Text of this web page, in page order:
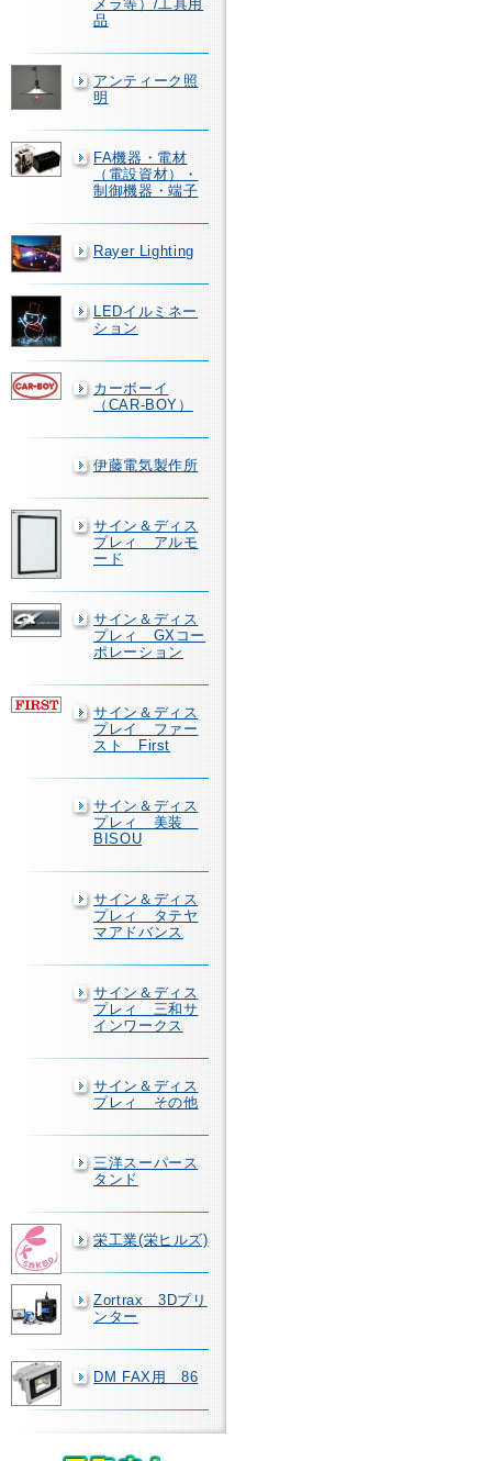
メラ等）/工具用
品
アンティーク照
明
FA機器・電材
（電設資材）・
制御機器・端子
Rayer Lighting
LEDイルミネー
ション
カーボーイ
（CAR-BOY）
伊藤電気製作所
サイン＆ディス
プレィ アルモ
ード
サイン＆ディス
プレィ GXコー
ポレーション
サイン＆ディス
プレイ ファー
スト First
サイン＆ディス
プレィ 美装
BISOU
サイン＆ディス
プレィ タテヤ
マアドバンス
サイン＆ディス
プレィ 三和サ
インワークス
サイン＆ディス
プレィ その他
三洋スーパース
タンド
栄工業(栄ヒルズ)
Zortrax 3Dプリ
ンター
DM FAX用 86